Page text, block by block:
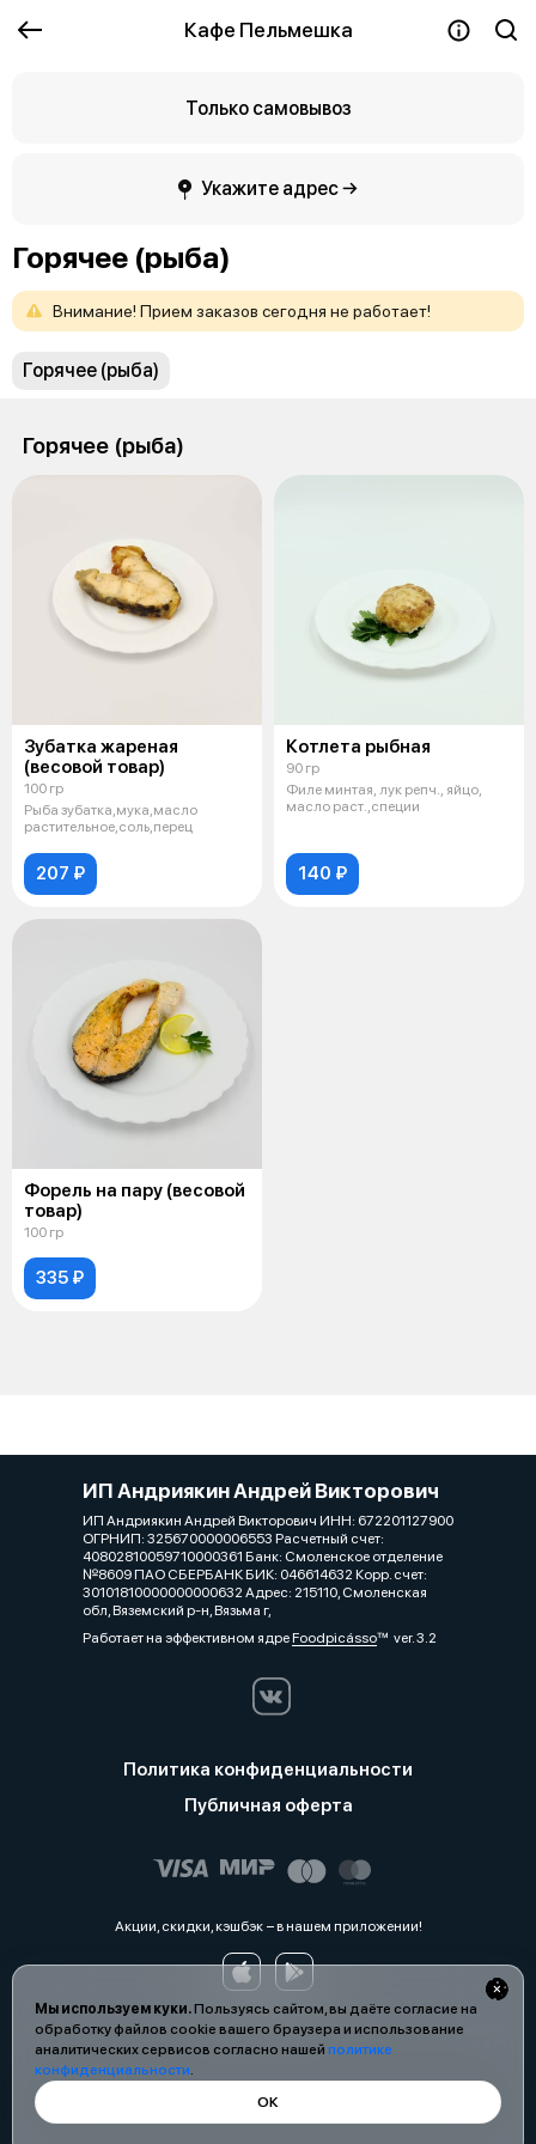
Кафе Пельмешка
Только самовывоз
Укажите адрес →
Горячее (рыба)
Внимание! Прием заказов сегодня не работает!
Горячее (рыба)
Горячее (рыба)
Зубатка жареная
(весовой товар)
100 гр
Рыба зубатка,мука,масло
растительное,соль,перец
207 ₽
Котлета рыбная
90 гр
Филе минтая, лук репч., яйцо,
масло раст.,специи
140 ₽
Форель на пару (весовой
товар)
100 гр
335 ₽
Мы используем куки.Пользуясь сайтом, вы даёте согласие на
обработку файлов cookie вашего браузера и использование
аналитических сервисов согласно нашей политике
конфиденциальности.
ОК
ИП Андриякин Андрей Викторович
ИП Андриякин Андрей Викторович ИНН: 672201127900
ОГРНИП: 325670000006553 Расчетный счет:
40802810059710000361 Банк: Смоленское отделение
№8609 ПАО СБЕРБАНК БИК: 046614632 Корр. счет:
30101810000000000632 Адрес: 215110, Смоленская
обл, Вяземский р-н, Вязьма г,
Работает на эффективном ядреFoodpicássover. 3.2
Политика конфиденциальности
Публичная оферта
Акции, скидки, кэшбэк − в нашем приложении!